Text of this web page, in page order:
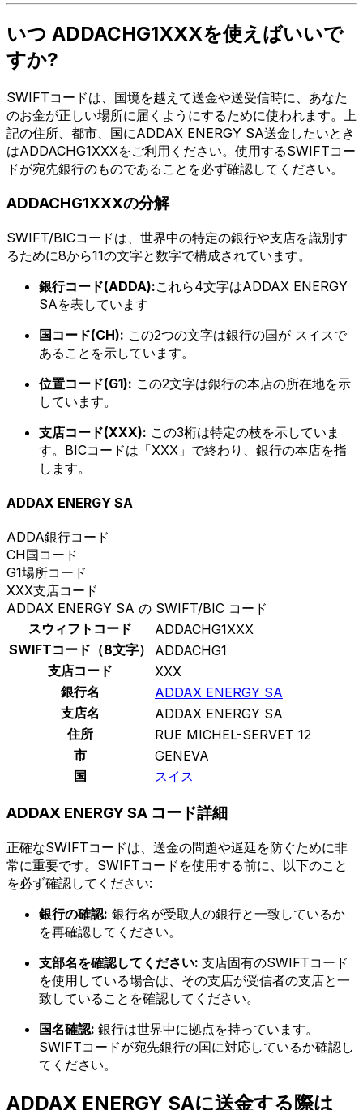
いつ ADDACHG1XXXを使えばいいで
すか?
SWIFTコードは、国境を越えて送金や送受信時に、あなた
のお金が正しい場所に届くようにするために使われます。上
記の住所、都市、国にADDAX ENERGY SA送金したいとき
はADDACHG1XXXをご利用ください。使用するSWIFTコー
ドが宛先銀行のものであることを必ず確認してください。
ADDACHG1XXXの分解
SWIFT/BICコードは、世界中の特定の銀行や支店を識別す
るために8から11の文字と数字で構成されています。
銀行コード(ADDA):これら4文字はADDAX ENERGY
SAを表しています
国コード(CH): この2つの文字は銀行の国が スイスで
あることを示しています。
位置コード(G1): この2文字は銀行の本店の所在地を示
しています。
支店コード(XXX): この3桁は特定の枝を示していま
す。BICコードは「XXX」で終わり、銀行の本店を指
します。
ADDAX ENERGY SA
ADDA銀行コード
CH国コード
G1場所コード
XXX支店コード
ADDAX ENERGY SA の SWIFT/BIC コード
スウィフトコード
ADDACHG1XXX
SWIFTコード（8文字）
ADDACHG1
支店コード
XXX
銀行名
ADDAX ENERGY SA
支店名
ADDAX ENERGY SA
住所
RUE MICHEL-SERVET 12
市
GENEVA
国
スイス
ADDAX ENERGY SA コード詳細
正確なSWIFTコードは、送金の問題や遅延を防ぐために非
常に重要です。SWIFTコードを使用する前に、以下のこと
を必ず確認してください:
銀行の確認: 銀行名が受取人の銀行と一致しているか
を再確認してください。
支部名を確認してください: 支店固有のSWIFTコード
を使用している場合は、その支店が受信者の支店と一
致していることを確認してください。
国名確認: 銀行は世界中に拠点を持っています。
SWIFTコードが宛先銀行の国に対応しているか確認し
てください。
ADDAX ENERGY SAに送金する際は